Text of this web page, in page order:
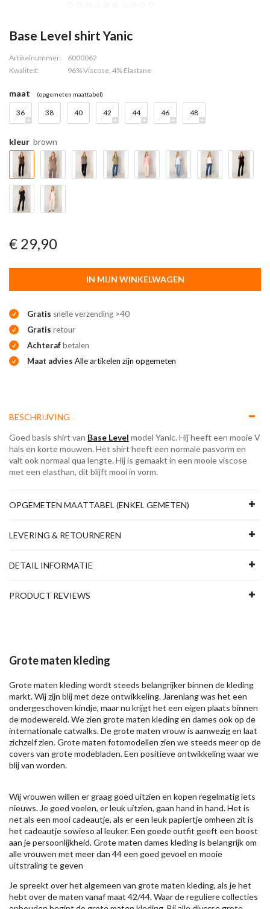
Base Level shirt Yanic
Artikelnummer:
6000062
Kwaliteit:
96% Viscose, 4% Elastane
maat (opgemeten maattabel)
36 38 40 42 44 46 48
kleur brown
€ 29,90
IN MIJN WINKELWAGEN
Gratis snelle verzending >40
Gratis retour
Achterafbetalen
Maat advies Alle artikelen zijn opgemeten
BESCHRIJVING
Goed basis shirt van Base Level model Yanic. Hij heeft een mooie V
hals en korte mouwen. Het shirt heeft een normale pasvorm en
valt ook normaal qua lengte. Hij is gemaakt in een mooie viscose
met een elasthan, dit blijft mooi in vorm.
OPGEMETEN MAATTABEL (ENKEL GEMETEN)
LEVERING & RETOURNEREN
DETAIL INFORMATIE
PRODUCT REVIEWS
Grote maten kleding
Grote maten kleding wordt steeds belangrijker binnen de kleding
markt. Wij zijn blij met deze ontwikkeling. Jarenlang was het een
ondergeschoven kindje, maar nu krijgt het een eigen plaats binnen
de modewereld. We zien grote maten kleding en dames ook op de
internationale catwalks. De grote maten vrouw is aanwezig en laat
zichzelf zien. Grote maten fotomodellen zien we steeds meer op de
covers van grote modebladen. Een positieve ontwikkeling waar we
blij van worden.
Wij vrouwen willen er graag goed uitzien en kopen regelmatig iets
nieuws. Je goed voelen, er leuk uitzien, gaan hand in hand. Het is
net als een mooi cadeautje, als er een leuk papiertje omheen zit is
het cadeautje sowieso al leuker. Een goede outfit geeft een boost
aan je persoonlijkheid. Grote maten dames kleding is belangrijk om
alle vrouwen met meer dan 44 een goed gevoel en mooie
uitstraling te geven
Je spreekt over het algemeen van grote maten kleding, als je het
hebt over de maten vanaf maat 42/44. Waar de reguliere collecties